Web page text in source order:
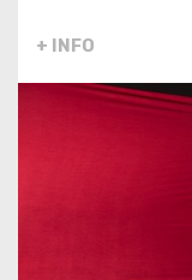
+ INFO